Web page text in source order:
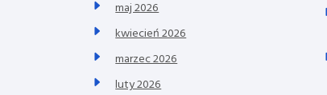
maj 2026
kwiecień 2026
marzec 2026
luty 2026